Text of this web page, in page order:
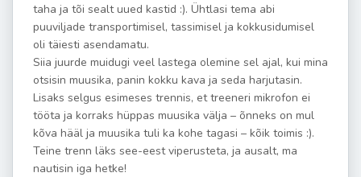
taha ja tõi sealt uued kastid :). Ühtlasi tema abi
puuviljade transportimisel, tassimisel ja kokkusidumisel
oli täiesti asendamatu.
Siia juurde muidugi veel lastega olemine sel ajal, kui mina
otsisin muusika, panin kokku kava ja seda harjutasin.
Lisaks selgus esimeses trennis, et treeneri mikrofon ei
tööta ja korraks hüppas muusika välja – õnneks on mul
kõva hääl ja muusika tuli ka kohe tagasi – kõik toimis :).
Teine trenn läks see-eest viperusteta, ja ausalt, ma
nautisin iga hetke!